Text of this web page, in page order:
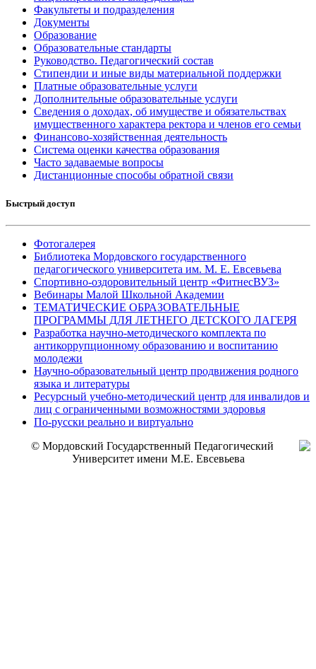
Факультеты и подразделения
Документы
Образование
Образовательные стандарты
Руководство. Педагогический состав
Стипендии и иные виды материальной поддержки
Платные образовательные услуги
Дополнительные образовательные услуги
Сведения о доходах, об имуществе и обязательствах
имущественного характера ректора и членов его семьи
Финансово-хозяйственная деятельность
Система оценки качества образования
Часто задаваемые вопросы
Дистанционные способы обратной связи
Быстрый доступ
Фотогалерея
Библиотека Мордовского государственного
педагогического университета им. М. Е. Евсевьева
Спортивно-оздоровительный центр «ФитнесВУЗ»
Вебинары Малой Школьной Академии
ТЕМАТИЧЕСКИЕ ОБРАЗОВАТЕЛЬНЫЕ
ПРОГРАММЫ ДЛЯ ЛЕТНЕГО ДЕТСКОГО ЛАГЕРЯ
Разработка научно-методического комплекта по
антикоррупционному образованию и воспитанию
молодежи
Научно-образовательный центр продвижения родного
языка и литературы
Ресурсный учебно-методический центр для инвалидов и
лиц с ограниченными возможностями здоровья
По-русски реально и виртуально
© Мордовский Государственный Педагогический
Университет имени М.Е. Евсевьева